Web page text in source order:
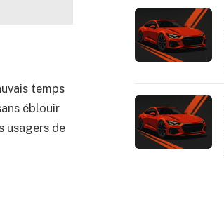
temps
éblouir
usagers de